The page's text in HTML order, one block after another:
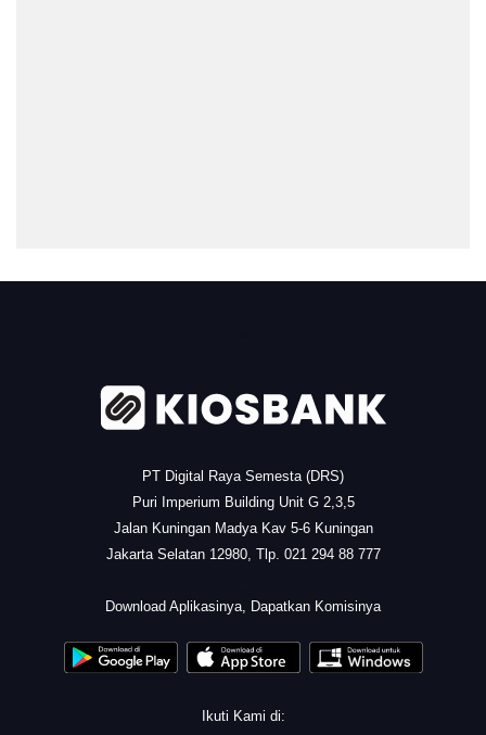
PT Digital Raya Semesta (DRS)
Puri Imperium Building Unit G 2,3,5
Jalan Kuningan Madya Kav 5-6 Kuningan
Jakarta Selatan 12980, Tlp. 021 294 88 777
Download Aplikasinya, Dapatkan Komisinya
Ikuti Kami di: